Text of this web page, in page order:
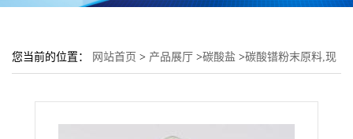
您当前的位置： 网站首页 > 产品展厅 >碳酸盐 >碳酸镨粉末原料,现